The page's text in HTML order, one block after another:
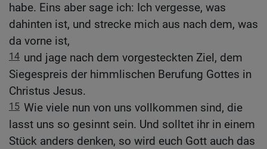
habe. Eins aber sage ich: Ich vergesse, was
dahinten ist, und strecke mich aus nach dem, was
da vorne ist,
14 und jage nach dem vorgesteckten Ziel, dem
Siegespreis der himmlischen Berufung Gottes in
Christus Jesus.
15 Wie viele nun von uns vollkommen sind, die
lasst uns so gesinnt sein. Und solltet ihr in einem
Stück anders denken, so wird euch Gott auch das